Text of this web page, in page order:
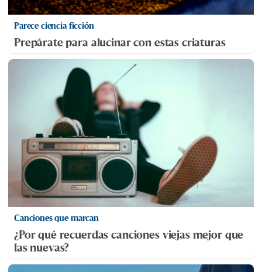
Parece ciencia ficción
Prepárate para alucinar con estas criaturas
Canciones que marcan
¿Por qué recuerdas canciones viejas mejor que
las nuevas?